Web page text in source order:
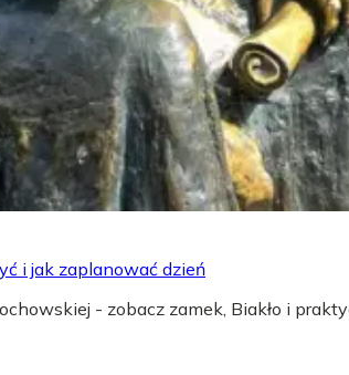
i jak zaplanować dzień
- zobacz zamek, Biakło i